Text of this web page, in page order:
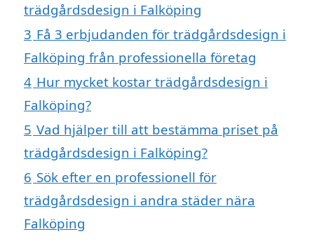
trädgårdsdesign i Falköping
3 Få 3 erbjudanden för trädgårdsdesign i
Falköping från professionella företag
4 Hur mycket kostar trädgårdsdesign i
Falköping?
5 Vad hjälper till att bestämma priset på
trädgårdsdesign i Falköping?
6 Sök efter en professionell för
trädgårdsdesign i andra städer nära
Falköping